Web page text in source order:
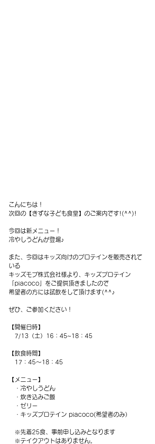
こんにちは！
次回の【きずな子ども食堂】のご案内です!(^^)!
今回は新メニュー！
冷やしうどんが登場♪
また、今回はキッズ向けのプロテインを販売されて
いる
キッズモブ株式会社様より、キッズプロテイン
「piacoco」をご提供頂きましたので
希望者の方には試飲をして頂けます(^^♪
ぜひ、ご参加ください！
【開催日時】
7/13（土）16：45~18：45
【飲食時間】
17：45〜18：45
【メニュー】
・冷やしうどん
・炊き込みご飯
・ゼリー
・キッズプロテイン piacoco(希望者のみ）
※先着25食、事前申し込みとなります
※テイクアウトはありません。